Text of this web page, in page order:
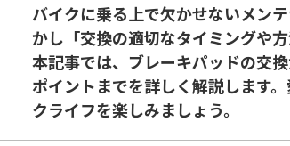
バイクに乗る上で欠かせないメン
かし「交換の適切なタイミングや
本記事では、ブレーキパッドの交
ポイントまでを詳しく解説します
クライフを楽しみましょう。